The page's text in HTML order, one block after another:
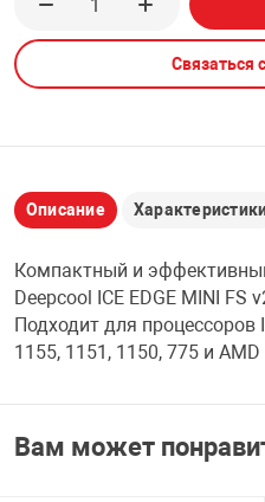
Связаться
Описание
Компактный и
Deepcool ICE EDGE MINI
Подходит для процессоров
1155, 1151, 1150, 775 и
Вам может